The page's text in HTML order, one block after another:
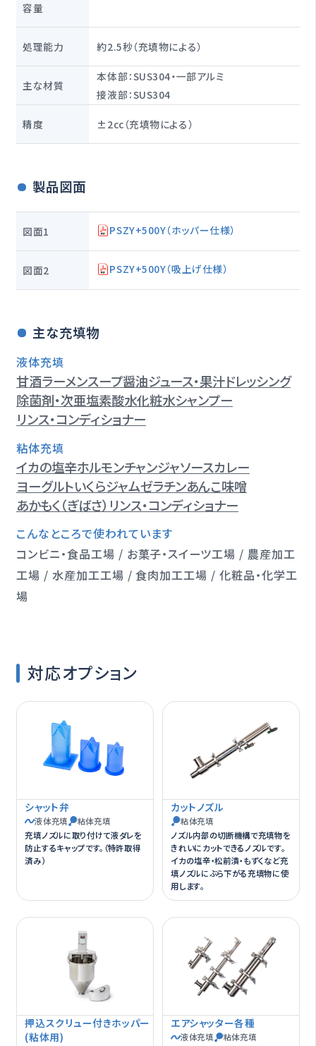
容量
処理能力 約2.5秒（充填物による）
主な材質
本体部：SUS304・一部アルミ
接液部：SUS304
精度 ±2cc（充填物による）
製品図面
図面1 PSZY+500Y（ホッパー仕様）
図面2 PSZY+500Y（吸上げ仕様）
主な充填物
液体充填
甘酒ラーメンスープ醤油ジュース・果汁ドレッシング
除菌剤・次亜塩素酸水化粧水シャンプー
リンス・コンディショナー
粘体充填
イカの塩辛ホルモンチャンジャソースカレー
ヨーグルトいくらジャムゼラチンあんこ味噌
あかもく（ぎばさ） リンス・コンディショナー
こんなところで使われています
コンビニ・食品工場 / お菓子・スイーツ工場 / 農産加工
工場 / 水産加工工場 / 食肉加工工場 / 化粧品・化学工
場
対応オプション
シャット弁
液体充填
粘体充填
充填ノズルに取り付けて液ダレを
防止するキャップです。（特許取得
済み）
カットノズル
粘体充填
ノズル内部の切断機構で充填物を
きれいにカットできるノズルです。
イカの塩辛・松前漬・もずくなど充
填ノズルにぶら下がる充填物に使
用します。
押込スクリュー付きホッパー
(粘体用)
エアシャッター各種
液体充填
粘体充填